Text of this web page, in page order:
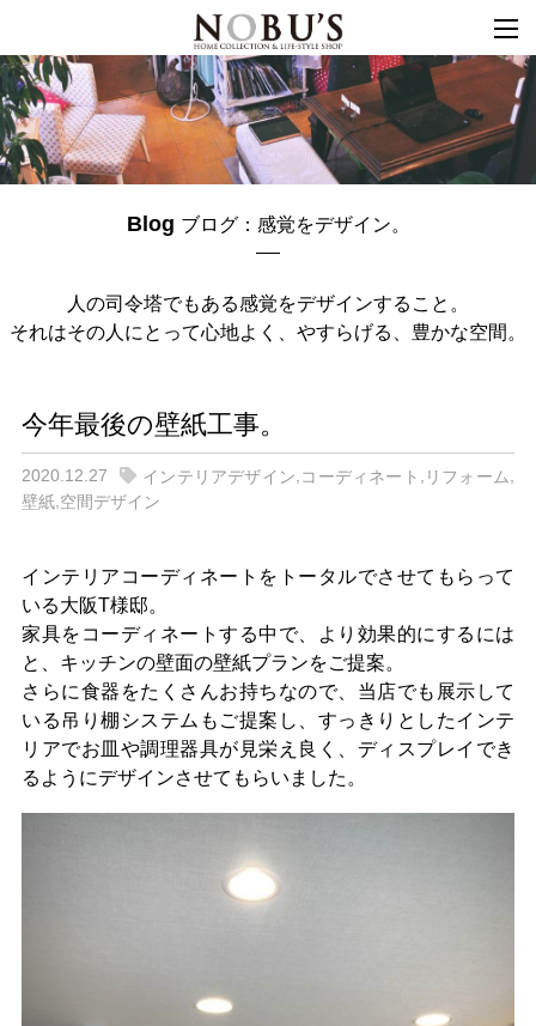
Blog ブログ：感覚をデザイン。
人の司令塔でもある感覚をデザインすること。
それはその人にとって心地よく、 やすらげる、 豊かな空間。
今年最後の壁紙工事。
2020.12.27 インテリアデザイン コーディネート リフォーム
壁紙,空間デザイン
インテリアコーディネートをトータルでさせてもらって
いる大阪T様邸。
家具をコーディネートする中で、より効果的にするには
と、キッチンの壁面の壁紙プランをご提案。
さらに食器をたくさんお持ちなので、当店でも展示して
いる吊り棚システムもご提案し、すっきりとしたインテ
リアでお皿や調理器具が見栄え良く、ディスプレイでき
るようにデザインさせてもらいました。